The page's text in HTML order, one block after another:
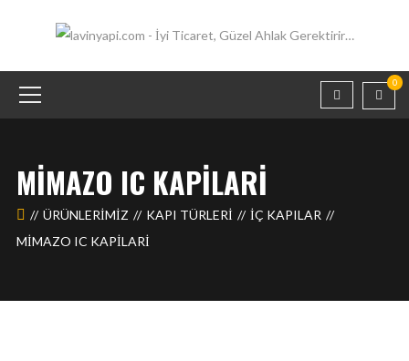
0
MIMAZO IC KAPILARI
ÜRÜNLERIMIZ KAPI TÜRLERİ
İÇ KAPILAR
MIMAZO IC KAPILARI